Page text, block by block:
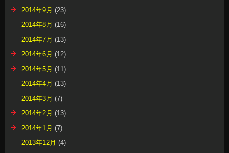
2014年9月 (23)
2014年8月 (16)
2014年7月 (13)
2014年6月 (12)
2014年5月 (11)
2014年4月 (13)
2014年3月 (7)
2014年2月 (13)
2014年1月 (7)
2013年12月 (4)